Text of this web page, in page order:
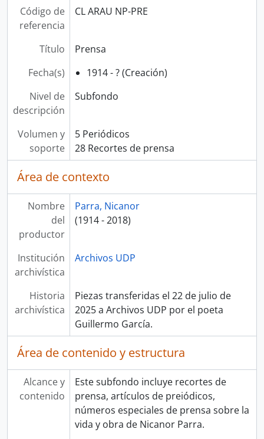
Código de
referencia
CL ARAU NP-PRE
Título
Prensa
Fecha(s)
1914 - ? (Creación)
Nivel de
descripción
Subfondo
Volumen y
soporte
5 Periódicos
28 Recortes de prensa
Área de contexto
Nombre
del
productor
Parra, Nicanor
(1914 - 2018)
Institución
archivística
Archivos UDP
Historia
archivística
Piezas transferidas el 22 de julio de
2025 a Archivos UDP por el poeta
Guillermo García.
Área de contenido y estructura
Alcance y
contenido
Este subfondo incluye recortes de
prensa, artículos de preiódicos,
números especiales de prensa sobre la
vida y obra de Nicanor Parra.